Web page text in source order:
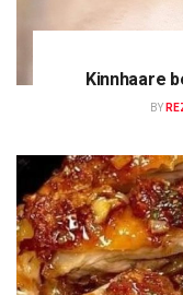
Kinnhaare
BY